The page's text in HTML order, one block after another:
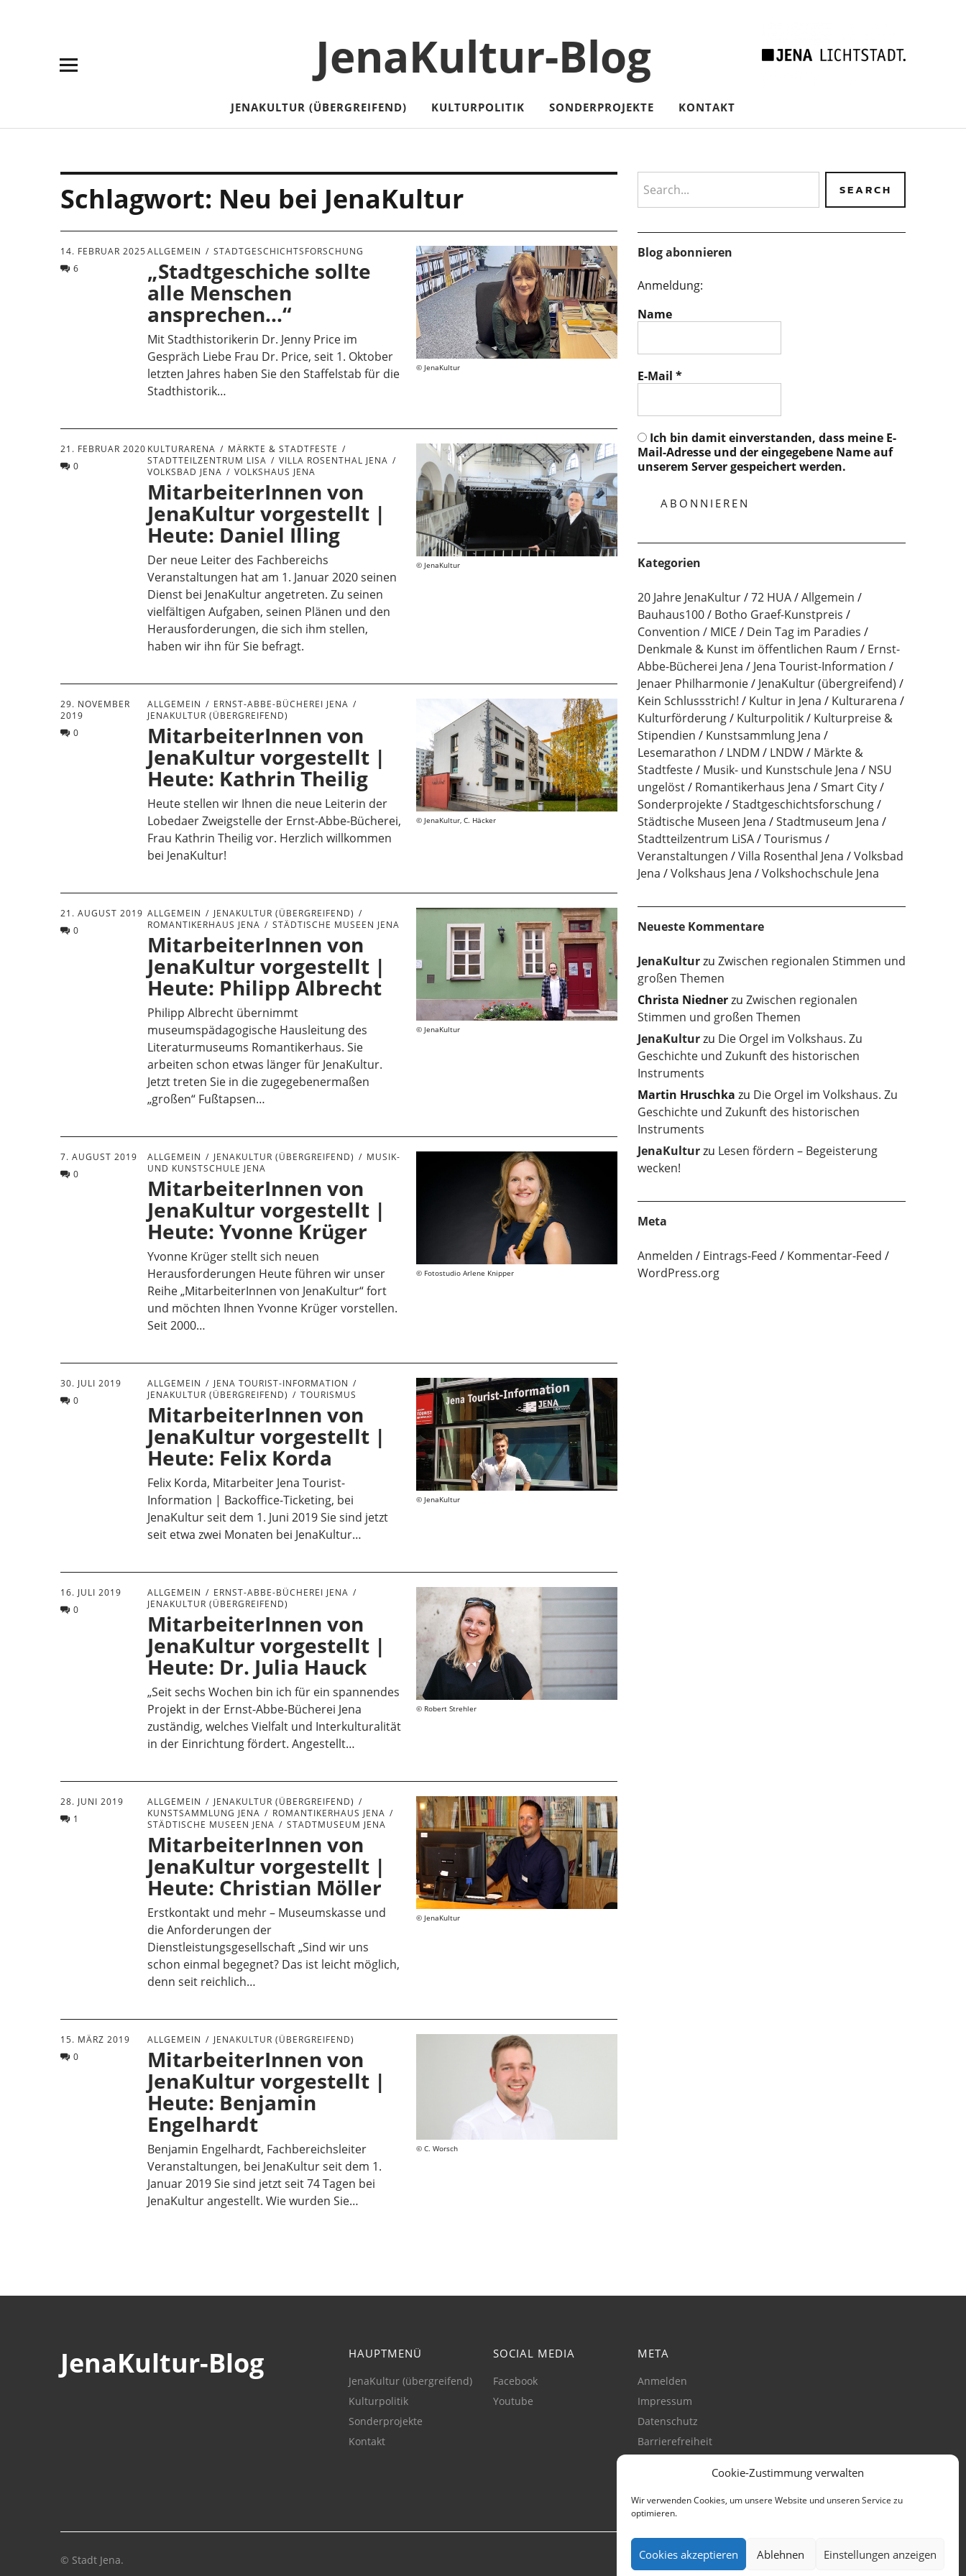
Cookie-Zustimmung verwalten
Wir verwenden Cookies, um unsere Website und unseren Service zu
optimieren.
Cookies akzeptieren Ablehnen Einstellungen anzeigen
JenaKultur-Blog
JENAKULTUR (ÜBERGREIFEND) KULTURPOLITIK SONDERPROJEKTE KONTAKT
Schlagwort: Neu bei JenaKultur
JenaKultur
14. FEBRUAR 2025
6
ALLGEMEIN STADTGESCHICHTSFORSCHUNG
„Stadtgeschiche sollte
alle Menschen
ansprechen…“
Mit Stadthistorikerin Dr. Jenny Price im
Gespräch Liebe Frau Dr. Price, seit 1. Oktober
letzten Jahres haben Sie den Staffelstab für die
Stadthistorik…
JenaKultur
21. FEBRUAR 2020
0
KULTURARENA
MÄRKTE & STADTFESTE
STADTTEILZENTRUM LISA
VILLA ROSENTHAL JENA
VOLKSBAD JENA
VOLKSHAUS JENA
MitarbeiterInnen von
JenaKultur vorgestellt |
Heute: Daniel Illing
Der neue Leiter des Fachbereichs
Veranstaltungen hat am 1. Januar 2020 seinen
Dienst bei JenaKultur angetreten. Zu seinen
vielfältigen Aufgaben, seinen Plänen und den
Herausforderungen, die sich ihm stellen,
haben wir ihn für Sie befragt.
JenaKultur, C. Häcker
29. NOVEMBER
2019
0
ALLGEMEIN
ERNST-ABBE-BÜCHEREI JENA
JENAKULTUR (ÜBERGREIFEND)
MitarbeiterInnen von
JenaKultur vorgestellt |
Heute: Kathrin Theilig
Heute stellen wir Ihnen die neue Leiterin der
Lobedaer Zweigstelle der Ernst-Abbe-Bücherei,
Frau Kathrin Theilig vor. Herzlich willkommen
bei JenaKultur!
JenaKultur
21. AUGUST 2019
0
ALLGEMEIN
JENAKULTUR (ÜBERGREIFEND)
ROMANTIKERHAUS JENA
STÄDTISCHE MUSEEN JENA
MitarbeiterInnen von
JenaKultur vorgestellt |
Heute: Philipp Albrecht
Philipp Albrecht übernimmt
museumspädagogische Hausleitung des
Literaturmuseums Romantikerhaus. Sie
arbeiten schon etwas länger für JenaKultur.
Jetzt treten Sie in die zugegebenermaßen
„großen“ Fußtapsen…
Fotostudio Arlene Knipper
7. AUGUST 2019
0
ALLGEMEIN JENAKULTUR (ÜBERGREIFEND)
MUSIK-
UND KUNSTSCHULE JENA
MitarbeiterInnen von
JenaKultur vorgestellt |
Heute: Yvonne Krüger
Yvonne Krüger stellt sich neuen
Herausforderungen Heute führen wir unser
Reihe „MitarbeiterInnen von JenaKultur“ fort
und möchten Ihnen Yvonne Krüger vorstellen.
Seit 2000…
JenaKultur
30. JULI 2019
0
ALLGEMEIN
JENA TOURIST-INFORMATION
JENAKULTUR (ÜBERGREIFEND)
TOURISMUS
MitarbeiterInnen von
JenaKultur vorgestellt |
Heute: Felix Korda
Felix Korda, Mitarbeiter Jena Tourist-
Information | Backoffice-Ticketing, bei
JenaKultur seit dem 1. Juni 2019 Sie sind jetzt
seit etwa zwei Monaten bei JenaKultur…
Robert Strehler
16. JULI 2019
0
ALLGEMEIN
ERNST-ABBE-BÜCHEREI JENA
JENAKULTUR (ÜBERGREIFEND)
MitarbeiterInnen von
JenaKultur vorgestellt |
Heute: Dr. Julia Hauck
„Seit sechs Wochen bin ich für ein spannendes
Projekt in der Ernst-Abbe-Bücherei Jena
zuständig, welches Vielfalt und Interkulturalität
in der Einrichtung fördert. Angestellt…
JenaKultur
28. JUNI 2019
1
ALLGEMEIN
JENAKULTUR (ÜBERGREIFEND)
KUNSTSAMMLUNG JENA
ROMANTIKERHAUS JENA
STÄDTISCHE MUSEEN JENA
STADTMUSEUM JENA
MitarbeiterInnen von
JenaKultur vorgestellt |
Heute: Christian Möller
Erstkontakt und mehr – Museumskasse und
die Anforderungen der
Dienstleistungsgesellschaft „Sind wir uns
schon einmal begegnet? Das ist leicht möglich,
denn seit reichlich…
C. Worsch
15. MÄRZ 2019
0
ALLGEMEIN JENAKULTUR (ÜBERGREIFEND)
MitarbeiterInnen von
JenaKultur vorgestellt |
Heute: Benjamin
Engelhardt
Benjamin Engelhardt, Fachbereichsleiter
Veranstaltungen, bei JenaKultur seit dem 1.
Januar 2019 Sie sind jetzt seit 74 Tagen bei
JenaKultur angestellt. Wie wurden Sie…
Blog abonnieren
Anmeldung:
Name
E-Mail *
Ich bin damit einverstanden, dass meine E-
Mail-Adresse und der eingegebene Name auf
unserem Server gespeichert werden.
Kategorien
20 Jahre JenaKultur 72 HUA
Allgemein
Bauhaus100
Botho Graef-Kunstpreis
Convention / MICE
Dein Tag im Paradies
Denkmale & Kunst im öffentlichen Raum
Ernst-
Abbe-Bücherei Jena
Jena Tourist-Information
Jenaer Philharmonie
JenaKultur (übergreifend)
Kein Schlussstrich!
Kultur in Jena
Kulturarena
Kulturförderung
Kulturpolitik
Kulturpreise &
Stipendien
Kunstsammlung Jena
Lesemarathon
LNDM LNDW
Märkte &
Stadtfeste
Musik- und Kunstschule Jena
NSU
ungelöst
Romantikerhaus Jena
Smart City
Sonderprojekte
Stadtgeschichtsforschung
Städtische Museen Jena
Stadtmuseum Jena
Stadtteilzentrum LiSA
Tourismus
Veranstaltungen
Villa Rosenthal Jena
Volksbad
Jena
Volkshaus Jena Volkshochschule Jena
Neueste Kommentare
JenaKulturzu Zwischen regionalen Stimmen und
großen Themen
Christa Niednerzu Zwischen regionalen
Stimmen und großen Themen
JenaKulturzu Die Orgel im Volkshaus. Zu
Geschichte und Zukunft des historischen
Instruments
Martin Hruschka zu Die Orgel im Volkshaus. Zu
Geschichte und Zukunft des historischen
Instruments
JenaKulturzu Lesen fördern – Begeisterung
wecken!
Meta
Anmelden Eintrags-Feed
Kommentar-Feed
WordPress.org
JenaKultur-Blog HAUPTMENÜ
JenaKultur (übergreifend)
Kulturpolitik
Sonderprojekte
Kontakt
SOCIAL MEDIA
Facebook
Youtube
META
Anmelden
Impressum
Datenschutz
Barrierefreiheit
(Zustimmung verwalten)
© Stadt Jena